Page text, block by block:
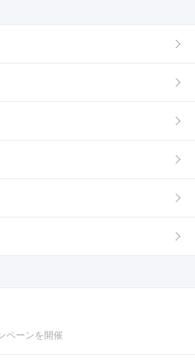
ペーンを開催